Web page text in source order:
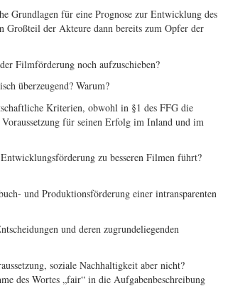
Grundlagen für eine Prognose zur Entwicklung des
Großteil der Akteure dann bereits zum Opfer der
Filmförderung noch aufzuschieben?
überzeugend? Warum?
Kriterien, obwohl in §1 des FFG die
für seinen Erfolg im Inland und im
zu besseren Filmen führt?
und Produktionsförderung einer intransparenten
und deren zugrundeliegenden
soziale Nachhaltigkeit aber nicht?
des Wortes „fair“ in die Aufgabenbeschreibung